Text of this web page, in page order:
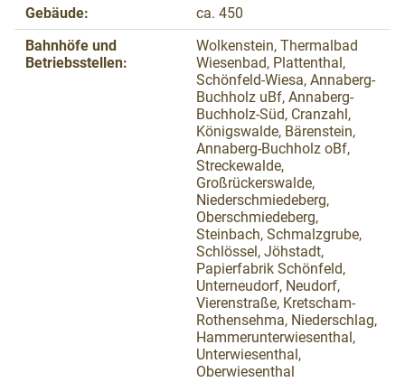
Gebäude:
ca. 450
Bahnhöfe und
Betriebsstellen:
Wolkenstein, Thermalbad
Wiesenbad, Plattenthal,
Schönfeld-Wiesa, Annaberg-
Buchholz uBf, Annaberg-
Buchholz-Süd, Cranzahl,
Königswalde, Bärenstein,
Annaberg-Buchholz oBf,
Streckewalde,
Großrückerswalde,
Niederschmiedeberg,
Oberschmiedeberg,
Steinbach, Schmalzgrube,
Schlössel, Jöhstadt,
Papierfabrik Schönfeld,
Unterneudorf, Neudorf,
Vierenstraße, Kretscham-
Rothensehma, Niederschlag,
Hammerunterwiesenthal,
Unterwiesenthal,
Oberwiesenthal